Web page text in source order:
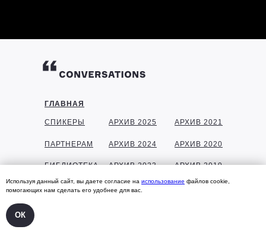
Используя данный сайт, вы даете согласие на использование файлов cookie,
помогающих нам сделать его удобнее для вас.
ОК
ГЛАВНАЯ
СПИКЕРЫ
ПАРТНЕРАМ
БИБЛИОТЕКА
ГАЛЕРЕЯ
АРХИВ 2025
АРХИВ 2024
АРХИВ 2023
АРХИВ 2022
АРХИВ 2021
АРХИВ 2020
АРХИВ 2019
АРХИВ 2018